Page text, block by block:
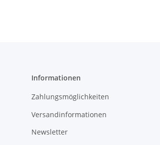
Informationen
Zahlungsmöglichkeiten
Versandinformationen
Newsletter